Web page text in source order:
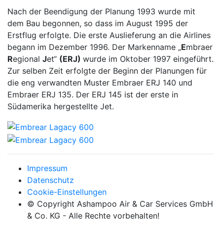
Nach der Beendigung der Planung 1993 wurde mit
dem Bau begonnen, so dass im August 1995 der
Erstflug erfolgte. Die erste Auslieferung an die Airlines
begann im Dezember 1996. Der Markenname „Embraer
Regional Jet“ (ERJ) wurde im Oktober 1997 eingeführt.
Zur selben Zeit erfolgte der Beginn der Planungen für
die eng verwandten Muster Embraer ERJ 140 und
Embraer ERJ 135. Der ERJ 145 ist der erste in
Südamerika hergestellte Jet.
Impressum
Datenschutz
Cookie-Einstellungen
© Copyright Ashampoo Air & Car Services GmbH
& Co. KG - Alle Rechte vorbehalten!